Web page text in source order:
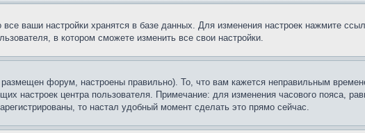
ваши настройки хранятся в базе данных. Для изменения настроек нажмите
в котором сможете изменить все свои настройки.
форум, настроены правильно). То, что вам кажется неправильным
настроек центра пользователя. Примечание: для изменения часового пояса,
то настал удобный момент сделать это прямо сейчас.